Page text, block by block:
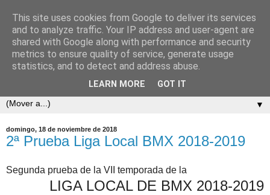
▼
domingo, 18 de noviembre de 2018
2ª Prueba Liga Local BMX 2018-2019
Segunda prueba de la VII temporada de la
LIGA LOCAL DE BMX 2018-2019
This site uses cookies from Google to deliver its services
and to analyze traffic. Your IP address and user-agent are
shared with Google along with performance and security
metrics to ensure quality of service, generate usage
statistics, and to detect and address abuse.
LEARN MORE GOT IT